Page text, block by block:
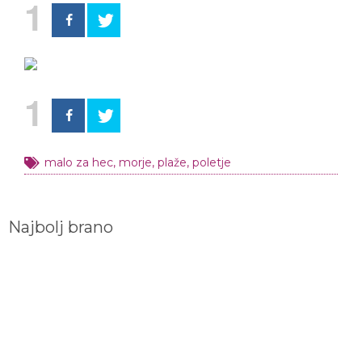
1
1
malo za hec, morje, plaže, poletje
Najbolj brano